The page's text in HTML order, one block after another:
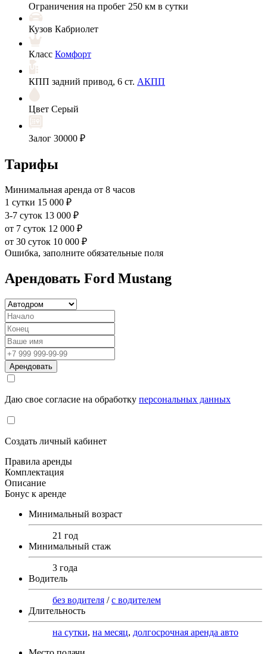
Ограничения на пробег 250 км в сутки
Кузов Кабриолет
Класс Комфорт
КПП задний привод, 6 ст. АКПП
Цвет Серый
Залог 30000 ₽
Тарифы
Минимальная аренда от 8 часов
1 сутки 15 000 ₽
3-7 суток 13 000 ₽
от 7 суток 12 000 ₽
от 30 суток 10 000 ₽
Ошибка, заполните обязательные поля
Арендовать Ford Mustang
Арендовать
Даю свое согласие на обработку персональных данных
Создать личный кабинет
Правила аренды
Комплектация
Описание
Бонус к аренде
Минимальный возраст
21 год
Минимальный стаж
3 года
Водитель
без водителя /с водителем
Длительность
на сутки, на месяц, долгосрочная аренда авто